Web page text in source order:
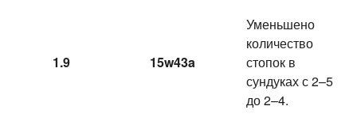
1.9 15w43a
Уменьшено
количество
стопок в
сундуках с 2–5
до 2–4.